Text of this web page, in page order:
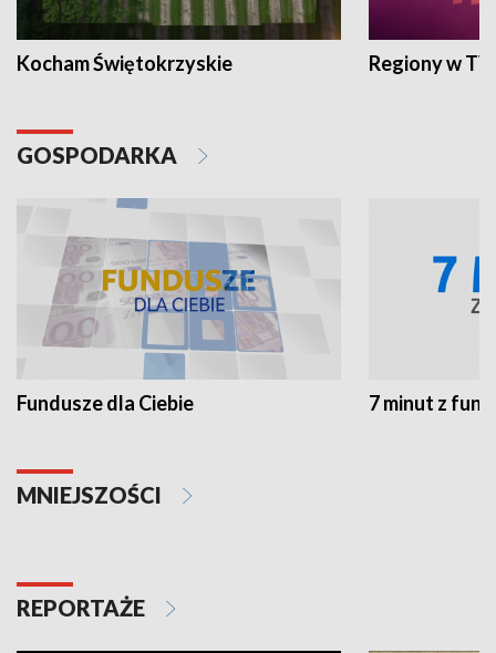
Kocham Świętokrzyskie Regiony w
GOSPODARKA
Fundusze dla Ciebie 7 minut z
MNIEJSZOŚCI
REPORTAŻE